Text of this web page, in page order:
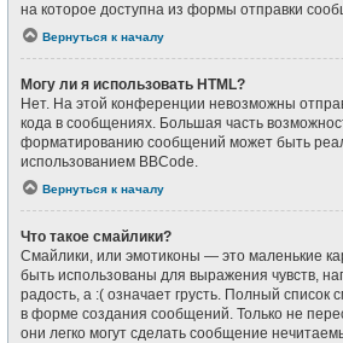
на которое доступна из формы отправки
Вернуться к началу
Могу ли я использовать HTML?
Нет. На этой конференции невозможны
кода в сообщениях. Большая часть
форматированию сообщений может быть
использованием BBCode.
Вернуться к началу
Что такое смайлики?
Смайлики, или эмотиконы — это маленькие
быть использованы для выражения чувств,
радость, а :( означает грусть. Полный список
в форме создания сообщений. Только не
они легко могут сделать сообщение